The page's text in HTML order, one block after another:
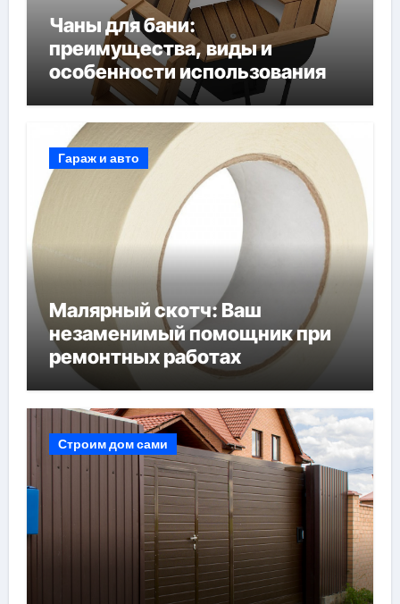
Чаны для бани:
преимущества, виды и
особенности использования
Гараж и авто
Малярный скотч: Ваш
незаменимый помощник при
ремонтных работах
Строим дом сами